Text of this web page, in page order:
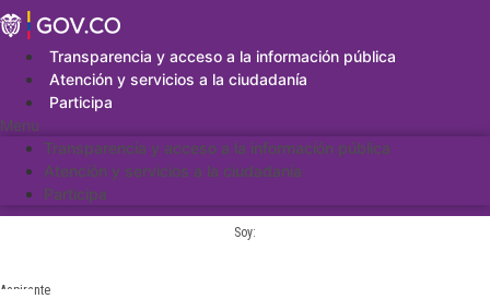
Saltar
al
contenidoTransparencia y acceso a la información pública
Atención y servicios a la ciudadanía
Participa
Menu
Transparencia y acceso a la información pública
Atención y servicios a la ciudadanía
Participa
Soy:
Aspirante